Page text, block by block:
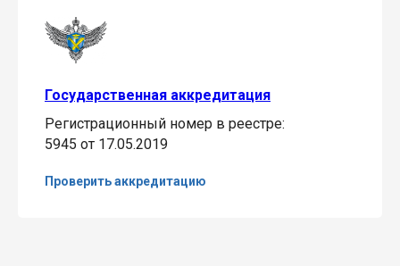
Государственная аккредитация
Регистрационный номер в реестре:
5945 от 17.05.2019
Проверить аккредитацию